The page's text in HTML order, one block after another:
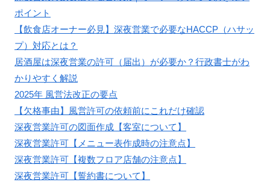
ポイント
【飲食店オーナー必見】深夜営業で必要なHACCP（ハサッ
プ）対応とは？
居酒屋は深夜営業の許可（届出）が必要か？行政書士がわ
かりやすく解説
2025年 風営法改正の要点
【欠格事由】風営許可の依頼前にこれだけ確認
深夜営業許可の図面作成【客室について】
深夜営業許可【メニュー表作成時の注意点】
深夜営業許可【複数フロア店舗の注意点】
深夜営業許可【誓約書について】